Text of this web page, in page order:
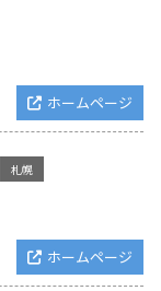
ホームページ
札幌
ホームページ